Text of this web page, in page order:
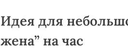
Идея для
жена” на час